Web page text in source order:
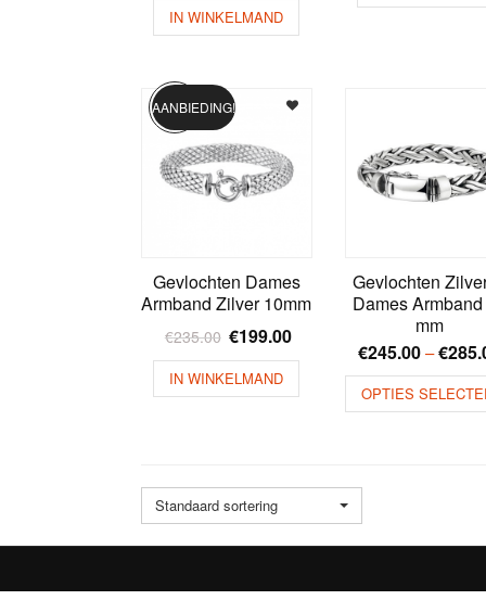
IN WINKELMAND
Gevlochten Dames
Armband Zilver 10mm
€235.00 €199.00
AANBIEDING!
IN WINKELMAND
Gevlochten
Dames
mm
€245.00–€
OPTIES
Standaard sortering